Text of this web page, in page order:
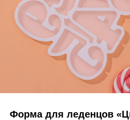
Форма для леденцов